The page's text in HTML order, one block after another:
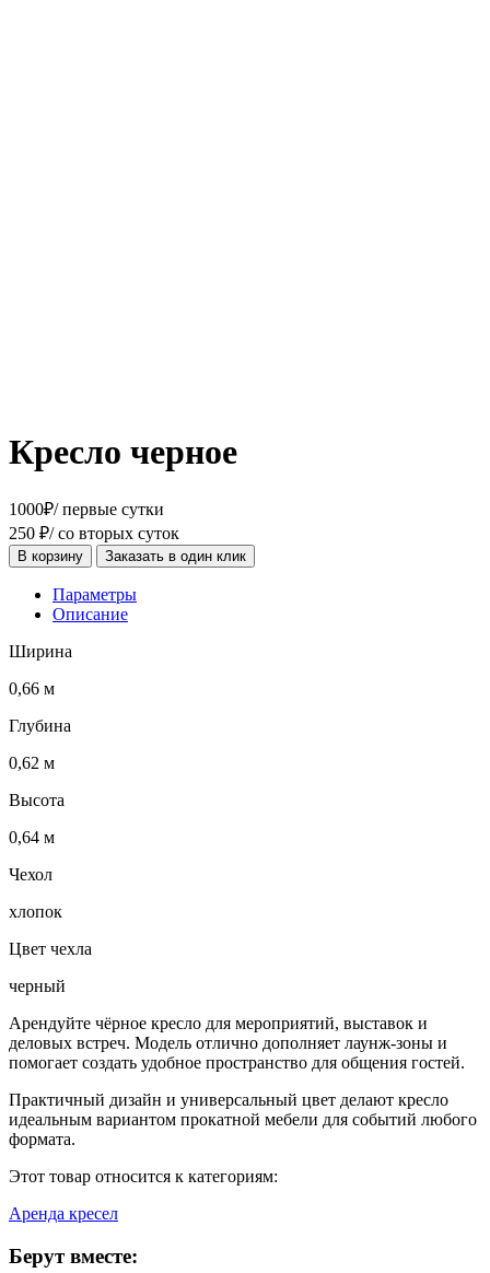
Кресло черное
1000₽/ первые сутки
250 ₽/ со вторых суток
В корзину Заказать в один клик
Параметры
Описание
Ширина
0,66 м
Глубина
0,62 м
Высота
0,64 м
Чехол
хлопок
Цвет чехла
черный
Арендуйте чёрное кресло для мероприятий, выставок и
деловых встреч. Модель отлично дополняет лаунж-зоны и
помогает создать удобное пространство для общения гостей.
Практичный дизайн и универсальный цвет делают кресло
идеальным вариантом прокатной мебели для событий любого
формата.
Этот товар относится к категориям:
Аренда кресел
Берут вместе: